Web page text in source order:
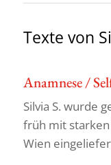
Texte von
Anamnese /
Silvia S. wurde
früh mit starken
Wien